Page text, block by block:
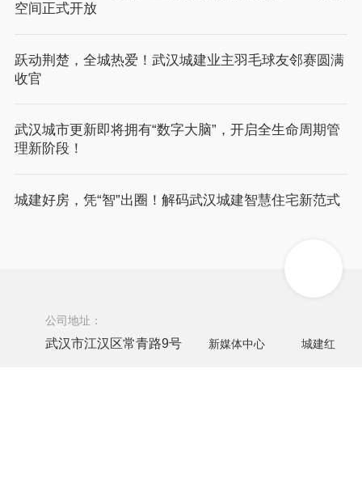
空间正式开放
跃动荆楚，全城热爱！武汉城建业主羽毛球友邻赛圆满
收官
武汉城市更新即将拥有“数字大脑”，开启全生命周期管
理新阶段！
城建好房，凭“智”出圈！解码武汉城建智慧住宅新范式
公司地址：
武汉市江汉区常青路9号 新媒体中心 城建红